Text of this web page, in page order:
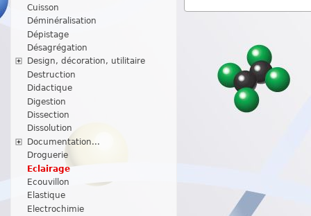
Cuisson
Déminéralisation
Dépistage
Désagrégation
Design, décoration, utilitaire
Destruction
Didactique
Digestion
Dissection
Dissolution
Documentation...
Droguerie
Eclairage
Ecouvillon
Elastique
Electrochimie